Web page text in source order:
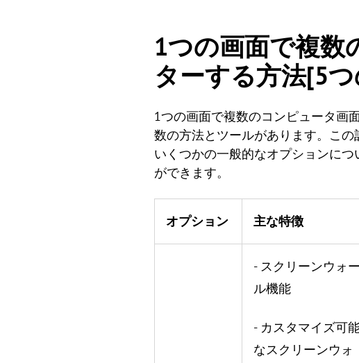
1つの画面で複数
ターする方法[5
1つの画面で複数のコンピュータ画
数の方法とツールがあります。こ
いくつかの一般的なオプションに
ができます。
オプション 主な特徴
- スクリーンウォー
ル機能
- カスタマイズ可
なスクリーンウォ